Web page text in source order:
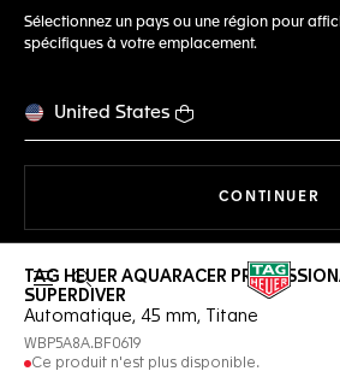
Sélectionnez un pays ou une région pour
spécifiques à votre emplacement.
United States
CONTINUER
Ouvrir la barre de recherche
TAG HEUER AQUARACER
SUPERDIVER
Automatique, 45 mm, Titane
WBP5A8A.BF0619
Ce produit n'est plus disponible.